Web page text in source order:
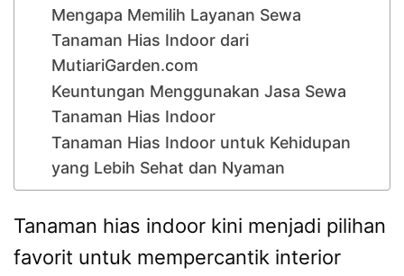
Mengapa Memilih Layanan Sewa
Tanaman Hias Indoor dari
MutiariGarden.com
Keuntungan Menggunakan Jasa Sewa
Tanaman Hias Indoor
Tanaman Hias Indoor untuk Kehidupan
yang Lebih Sehat dan Nyaman
Tanaman hias indoor kini menjadi pilihan
favorit untuk mempercantik interior